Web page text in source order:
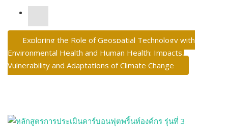
Exploring the Role of Geospatial Technology with
Environmental Health and Human Health: Impacts,
Vulnerability and Adaptations of Climate Change